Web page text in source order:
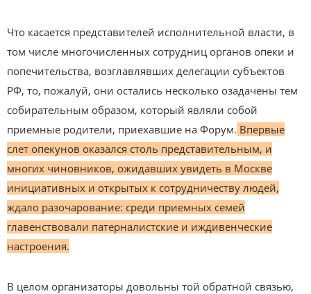
Что касается представителей исполнительной власти, в
том числе многочисленных сотрудниц органов опеки и
попечительства, возглавлявших делегации субъектов
РФ, то, пожалуй, они остались несколько озадачены тем
собирательным образом, который являли собой
приемные родители, приехавшие на Форум. Впервые
слет опекунов оказался столь представительным, и
многих чиновников, ожидавших увидеть в Москве
инициативных и открытых к сотрудничеству людей,
ждало разочарование: среди приемных семей
главенствовали патерналистские и иждивенческие
настроения.
В целом организаторы довольны той обратной связью,